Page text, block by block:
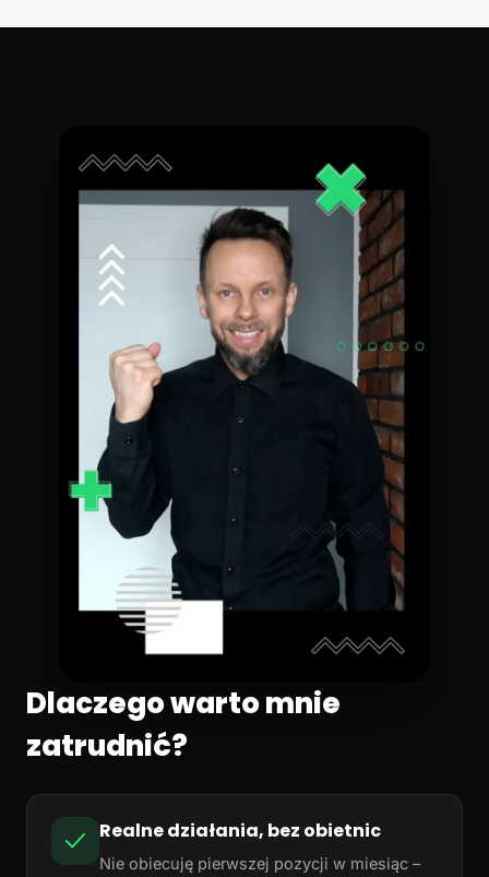
Dlaczego warto mnie
zatrudnić?
Realne działania, bez obietnic
Nie obiecuję pierwszej pozycji w miesiąc –